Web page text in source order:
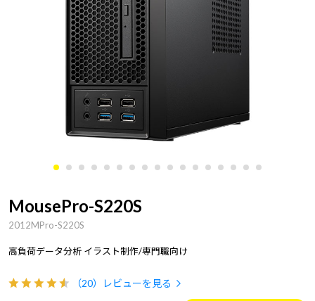
MousePro-S220S
2012MPro-S220S
高負荷データ分析 イラスト制作/専門職向け
（20） レビューを見る